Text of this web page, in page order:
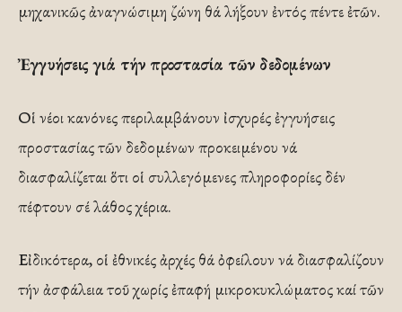
μηχανικῶς ἀναγνώσιμη ζώνη θά λήξουν ἐντός πέντε ἐτῶν.
Ἐγγυήσεις γιά τήν προστασία τῶν δεδομένων
Οἱ νέοι κανόνες περιλαμβάνουν ἰσχυρές ἐγγυήσεις
προστασίας τῶν δεδομένων προκειμένου νά
διασφαλίζεται ὅτι οἱ συλλεγόμενες πληροφορίες δέν
πέφτουν σέ λάθος χέρια.
Εἰδικότερα, οἱ ἐθνικές ἀρχές θά ὀφείλουν νά διασφαλίζουν
τήν ἀσφάλεια τοῦ χωρίς ἐπαφή μικροκυκλώματος καί τῶν